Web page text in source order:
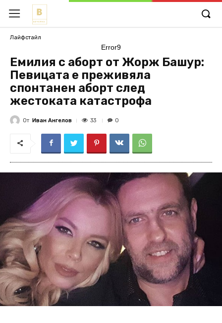
Лайфстайл
Error9
Емилия с аборт от Жорж Башур:
Певицата е преживяла
спонтанен аборт след
жестоката катастрофа
От Иван Ангелов 33 0